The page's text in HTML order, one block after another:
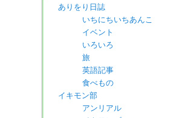
ありをり日誌
いちにちいちあんこ
イベント
いろいろ
旅
英語記事
食べもの
イキモン部
アンリアル